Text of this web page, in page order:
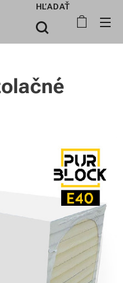
HĽADAŤ